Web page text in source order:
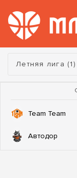
Турнир:
Летняя лига (1)
Team Team
Автодор